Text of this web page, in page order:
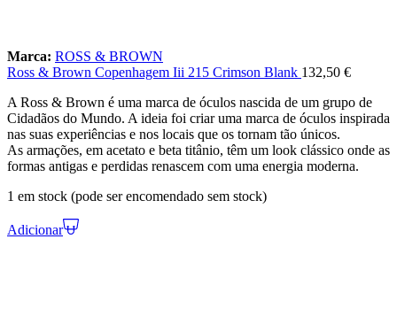
Marca: ROSS & BROWN
Ross & Brown Copenhagem Iii 215 Crimson Blank 132,50 €
A Ross & Brown é uma marca de óculos nascida de um grupo de
Cidadãos do Mundo. A ideia foi criar uma marca de óculos inspirada
nas suas experiências e nos locais que os tornam tão únicos.
As armações, em acetato e beta titânio, têm um look clássico onde as
formas antigas e perdidas renascem com uma energia moderna.
1 em stock (pode ser encomendado sem stock)
Adicionar